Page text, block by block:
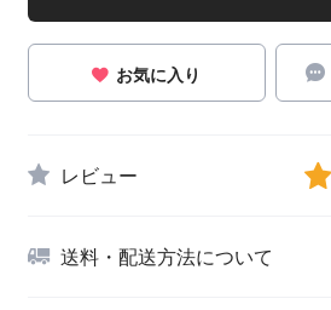
お気に入り
レビュー
送料・配送方法について